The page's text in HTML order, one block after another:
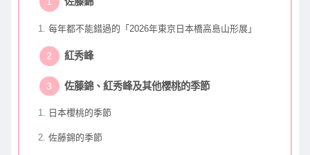
每年都不能錯過的「2026年東京日本橋高島山形展」
紅秀峰
佐藤錦、紅秀峰及其他櫻桃的季節
日本櫻桃的季節
佐藤錦的季節